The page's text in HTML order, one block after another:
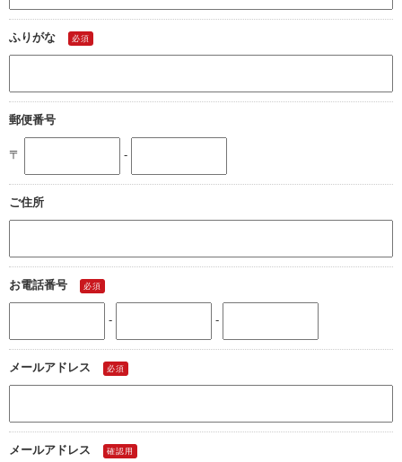
ふりがな 必須
郵便番号
〒 -
ご住所
お電話番号 必須
- -
メールアドレス 必須
メールアドレス 確認用